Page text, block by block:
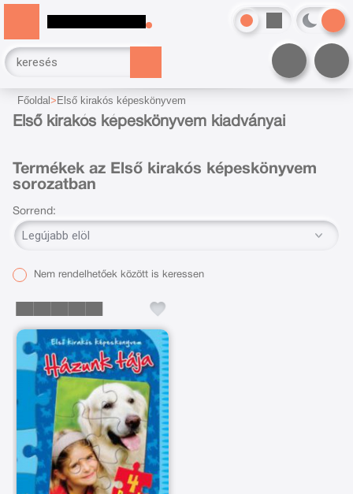
Főoldal Első kirakós képeskönyvem
Első kirakós képeskönyvem kiadványai
Termékek az Első kirakós képeskönyvem
sorozatban
Sorrend:
Nem rendelhetőek között is keressen